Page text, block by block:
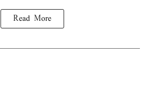
Read More